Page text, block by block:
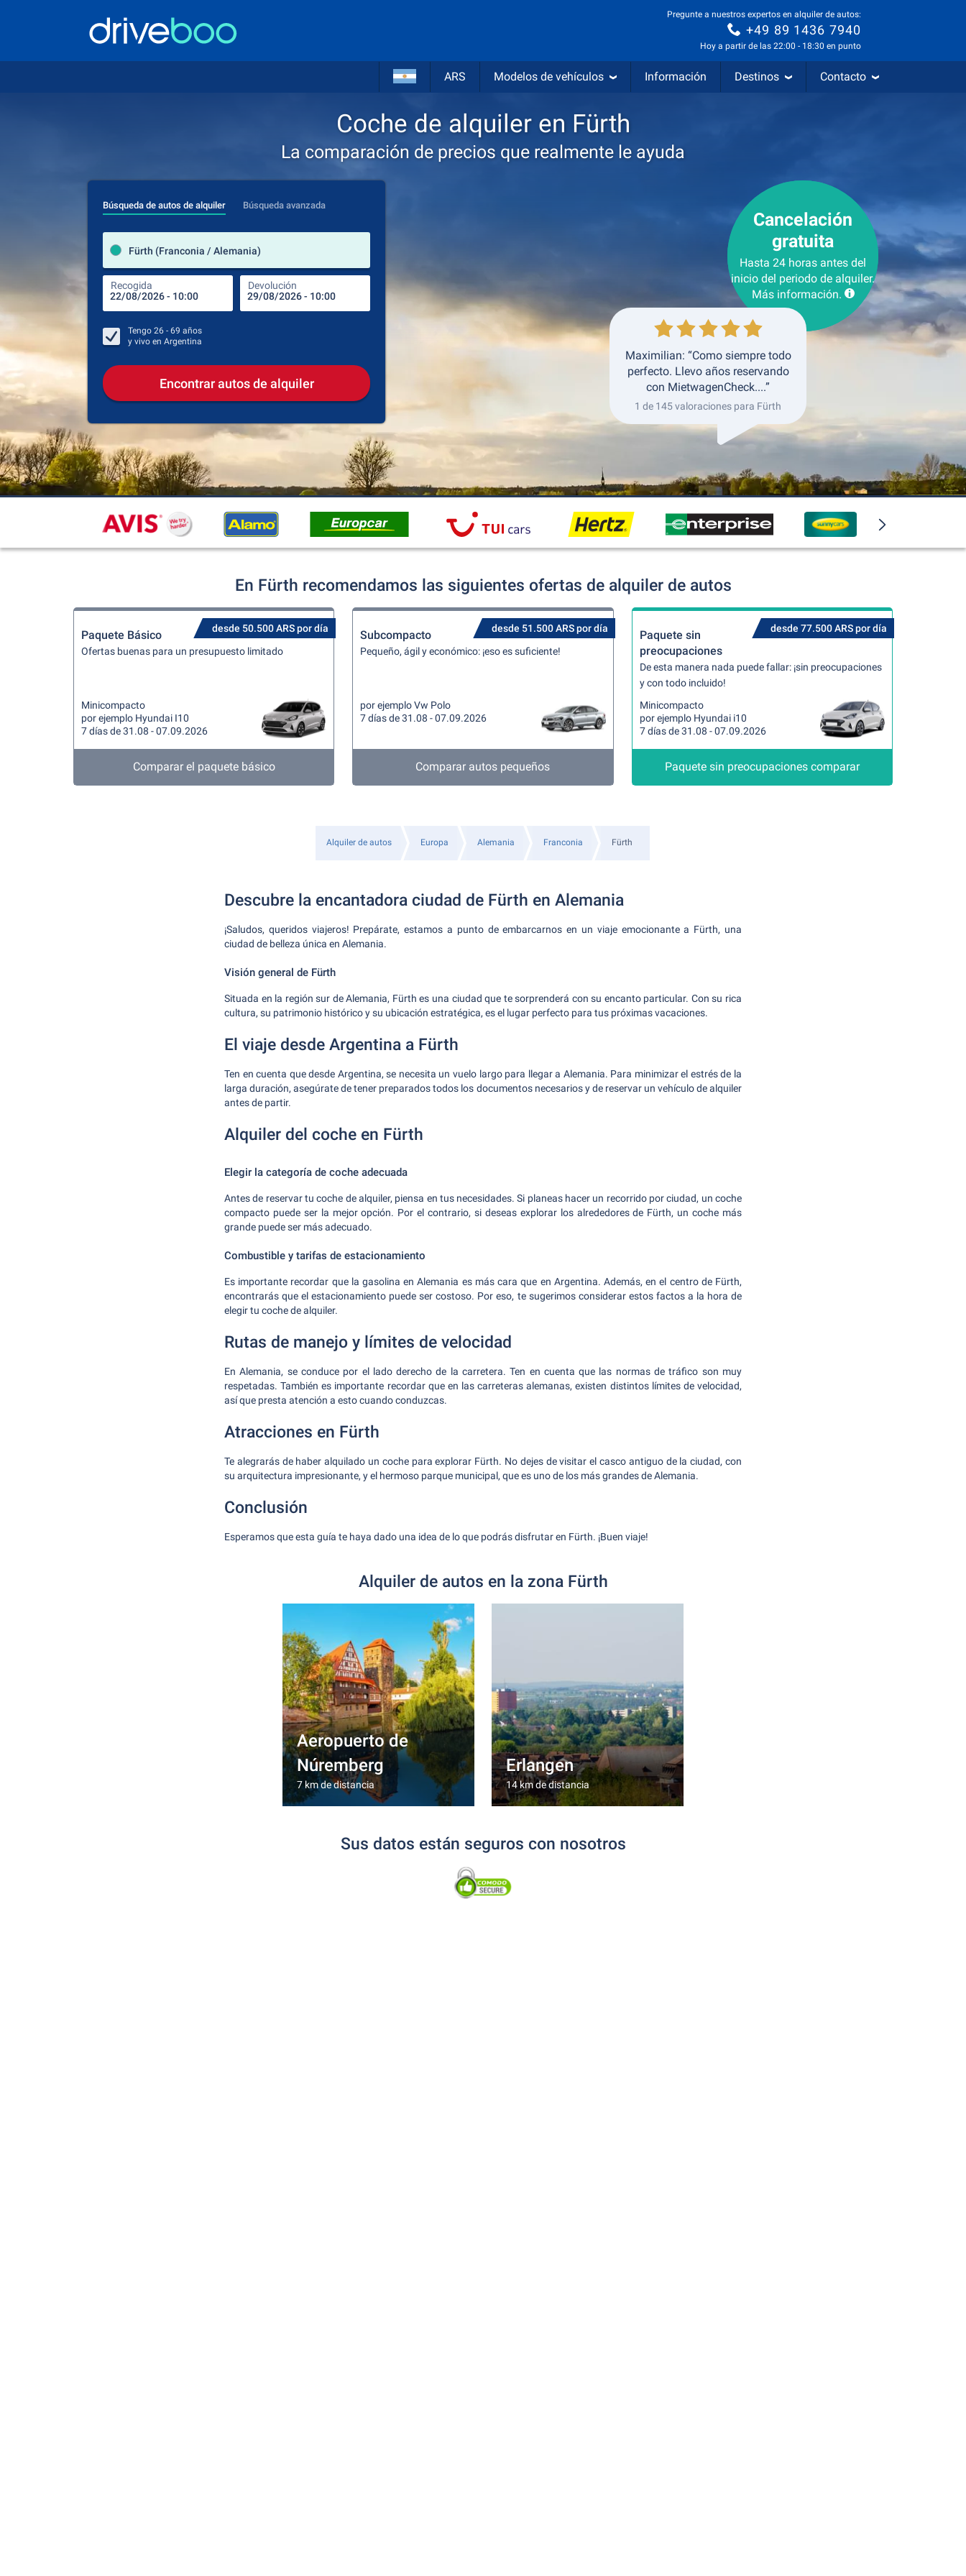
Pregunte a nuestros expertos en alquiler de autos:
+49 89 1436 7940
Hoy a partir de las 22:00 - 18:30 en punto
ARS Modelos de vehículos Información Destinos Contacto
Coche de alquiler en Fürth
La comparación de precios que realmente le ayuda
Búsqueda de autos de alquiler Búsqueda avanzada
Fürth (Franconia / Alemania)
Recogida Devolución Lugar de devolución
Devolución
Tengo 26 - 69 años
y vivo en Argentina
Encontrar autos de alquiler
Cancelación
gratuita
Hasta 24 horas antes del
inicio del periodo de alquiler.
Más información.
Maximilian: “Como siempre todo
perfecto. Llevo años reservando
con MietwagenCheck....”
1 de 145 valoraciones para Fürth
En Fürth recomendamos las siguientes ofertas de alquiler de autos
desde 50.500 ARS por día
Paquete Básico
Ofertas buenas para un presupuesto limitado
Minicompacto
por ejemplo Hyundai I10
7 días de 31.08 - 07.09.2026
Comparar el paquete básico
desde 51.500 ARS por día
Subcompacto
Pequeño, ágil y económico: ¡eso es suficiente!
por ejemplo Vw Polo
7 días de 31.08 - 07.09.2026
Comparar autos pequeños
desde 77.500 ARS por día
Paquete sin
preocupaciones
De esta manera nada puede fallar: ¡sin preocupaciones
y con todo incluido!
Minicompacto
por ejemplo Hyundai i10
7 días de 31.08 - 07.09.2026
Paquete sin preocupaciones comparar
Alquiler de autos Europa Alemania Franconia Fürth
Descubre la encantadora ciudad de Fürth en Alemania
¡Saludos, queridos viajeros! Prepárate, estamos a punto de embarcarnos en un viaje emocionante a Fürth, una
ciudad de belleza única en Alemania.
Visión general de Fürth
Situada en la región sur de Alemania, Fürth es una ciudad que te sorprenderá con su encanto particular. Con su rica
cultura, su patrimonio histórico y su ubicación estratégica, es el lugar perfecto para tus próximas vacaciones.
El viaje desde Argentina a Fürth
Ten en cuenta que desde Argentina, se necesita un vuelo largo para llegar a Alemania. Para minimizar el estrés de la
larga duración, asegúrate de tener preparados todos los documentos necesarios y de reservar un vehículo de alquiler
antes de partir.
Alquiler del coche en Fürth
Elegir la categoría de coche adecuada
Antes de reservar tu coche de alquiler, piensa en tus necesidades. Si planeas hacer un recorrido por ciudad, un coche
compacto puede ser la mejor opción. Por el contrario, si deseas explorar los alrededores de Fürth, un coche más
grande puede ser más adecuado.
Combustible y tarifas de estacionamiento
Es importante recordar que la gasolina en Alemania es más cara que en Argentina. Además, en el centro de Fürth,
encontrarás que el estacionamiento puede ser costoso. Por eso, te sugerimos considerar estos factos a la hora de
elegir tu coche de alquiler.
Rutas de manejo y límites de velocidad
En Alemania, se conduce por el lado derecho de la carretera. Ten en cuenta que las normas de tráfico son muy
respetadas. También es importante recordar que en las carreteras alemanas, existen distintos límites de velocidad,
así que presta atención a esto cuando conduzcas.
Atracciones en Fürth
Te alegrarás de haber alquilado un coche para explorar Fürth. No dejes de visitar el casco antiguo de la ciudad, con
su arquitectura impresionante, y el hermoso parque municipal, que es uno de los más grandes de Alemania.
Conclusión
Esperamos que esta guía te haya dado una idea de lo que podrás disfrutar en Fürth. ¡Buen viaje!
Alquiler de autos en la zona Fürth
Aeropuerto de
Núremberg
7 km de distancia
Erlangen
14 km de distancia
Sus datos están seguros con nosotros